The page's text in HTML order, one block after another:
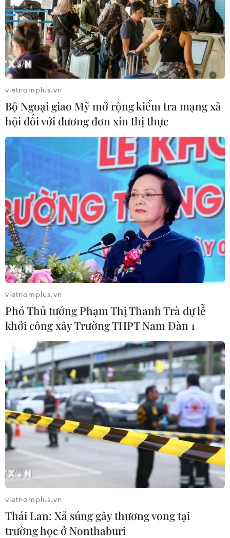
vietnamplus.vn
Bộ Ngoại giao Mỹ mở rộng kiểm tra mạng xã
hội đối với đương đơn xin thị thực
vietnamplus.vn
Phó Thủ tướng Phạm Thị Thanh Trà dự lễ
khởi công xây Trường THPT Nam Đàn 1
vietnamplus.vn
Thái Lan: Xả súng gây thương vong tại
trường học ở Nonthaburi